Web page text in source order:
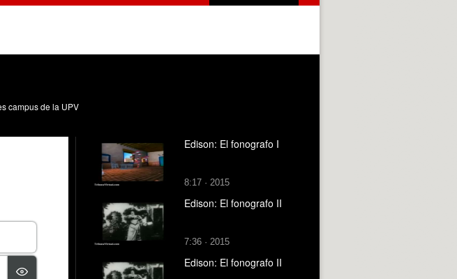
campus de la UPV
Edison: El fonografo I
8:17 · 2015
Edison: El fonografo II
7:36 · 2015
Edison: El fonografo II